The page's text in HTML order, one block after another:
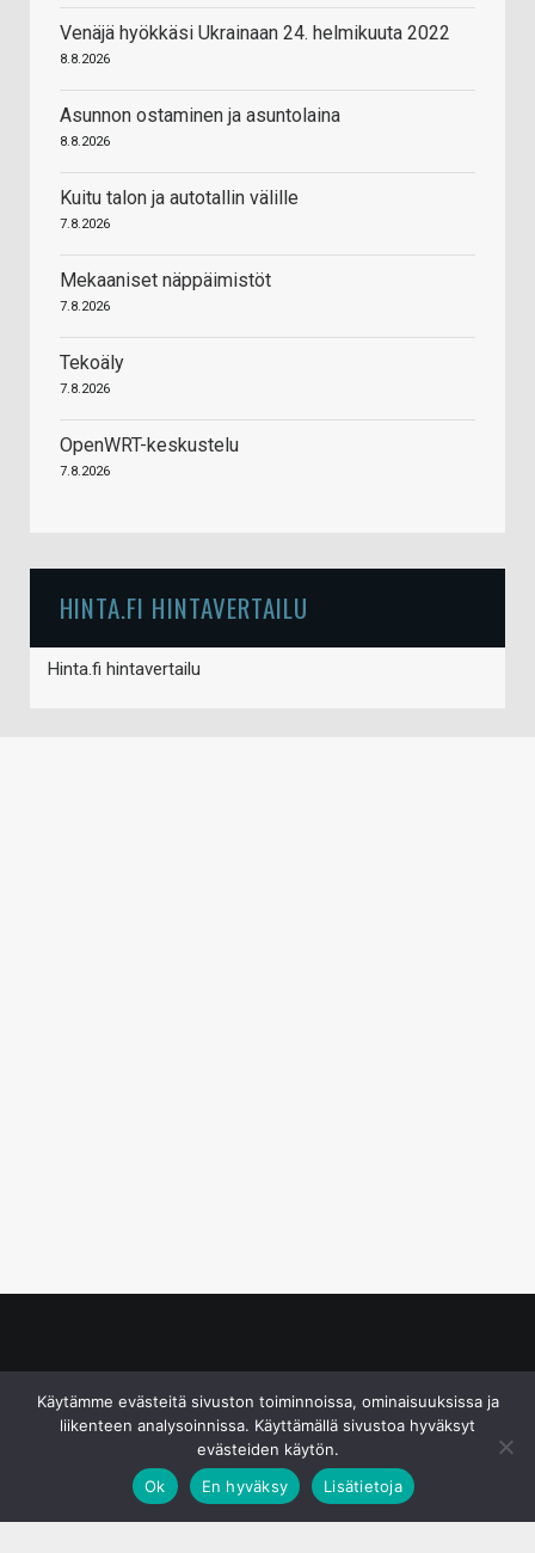
Venäjä hyökkäsi Ukrainaan 24. helmikuuta 2022
8.8.2026
Asunnon ostaminen ja asuntolaina
8.8.2026
Kuitu talon ja autotallin välille
7.8.2026
Mekaaniset näppäimistöt
7.8.2026
Tekoäly
7.8.2026
OpenWRT-keskustelu
7.8.2026
HINTA.FI HINTAVERTAILU
Hinta.fi hintavertailu
Käytämme evästeitä sivuston toiminnoissa, ominaisuuksissa ja
liikenteen analysoinnissa. Käyttämällä sivustoa hyväksyt
evästeiden käytön.
Ok
En hyväksy Lisätietoja